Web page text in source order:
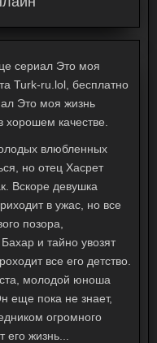
сериал Это моя
Turk-ru.lol, бесплатно
Это моя жизнь
качестве.
влюбленных
но отец Хасрет
Вскоре девушка
в ужас, но все
позора,
и тайно увозят
все его детство.
молодой юноша
еще пока не знает,
огромного
его жизнь...